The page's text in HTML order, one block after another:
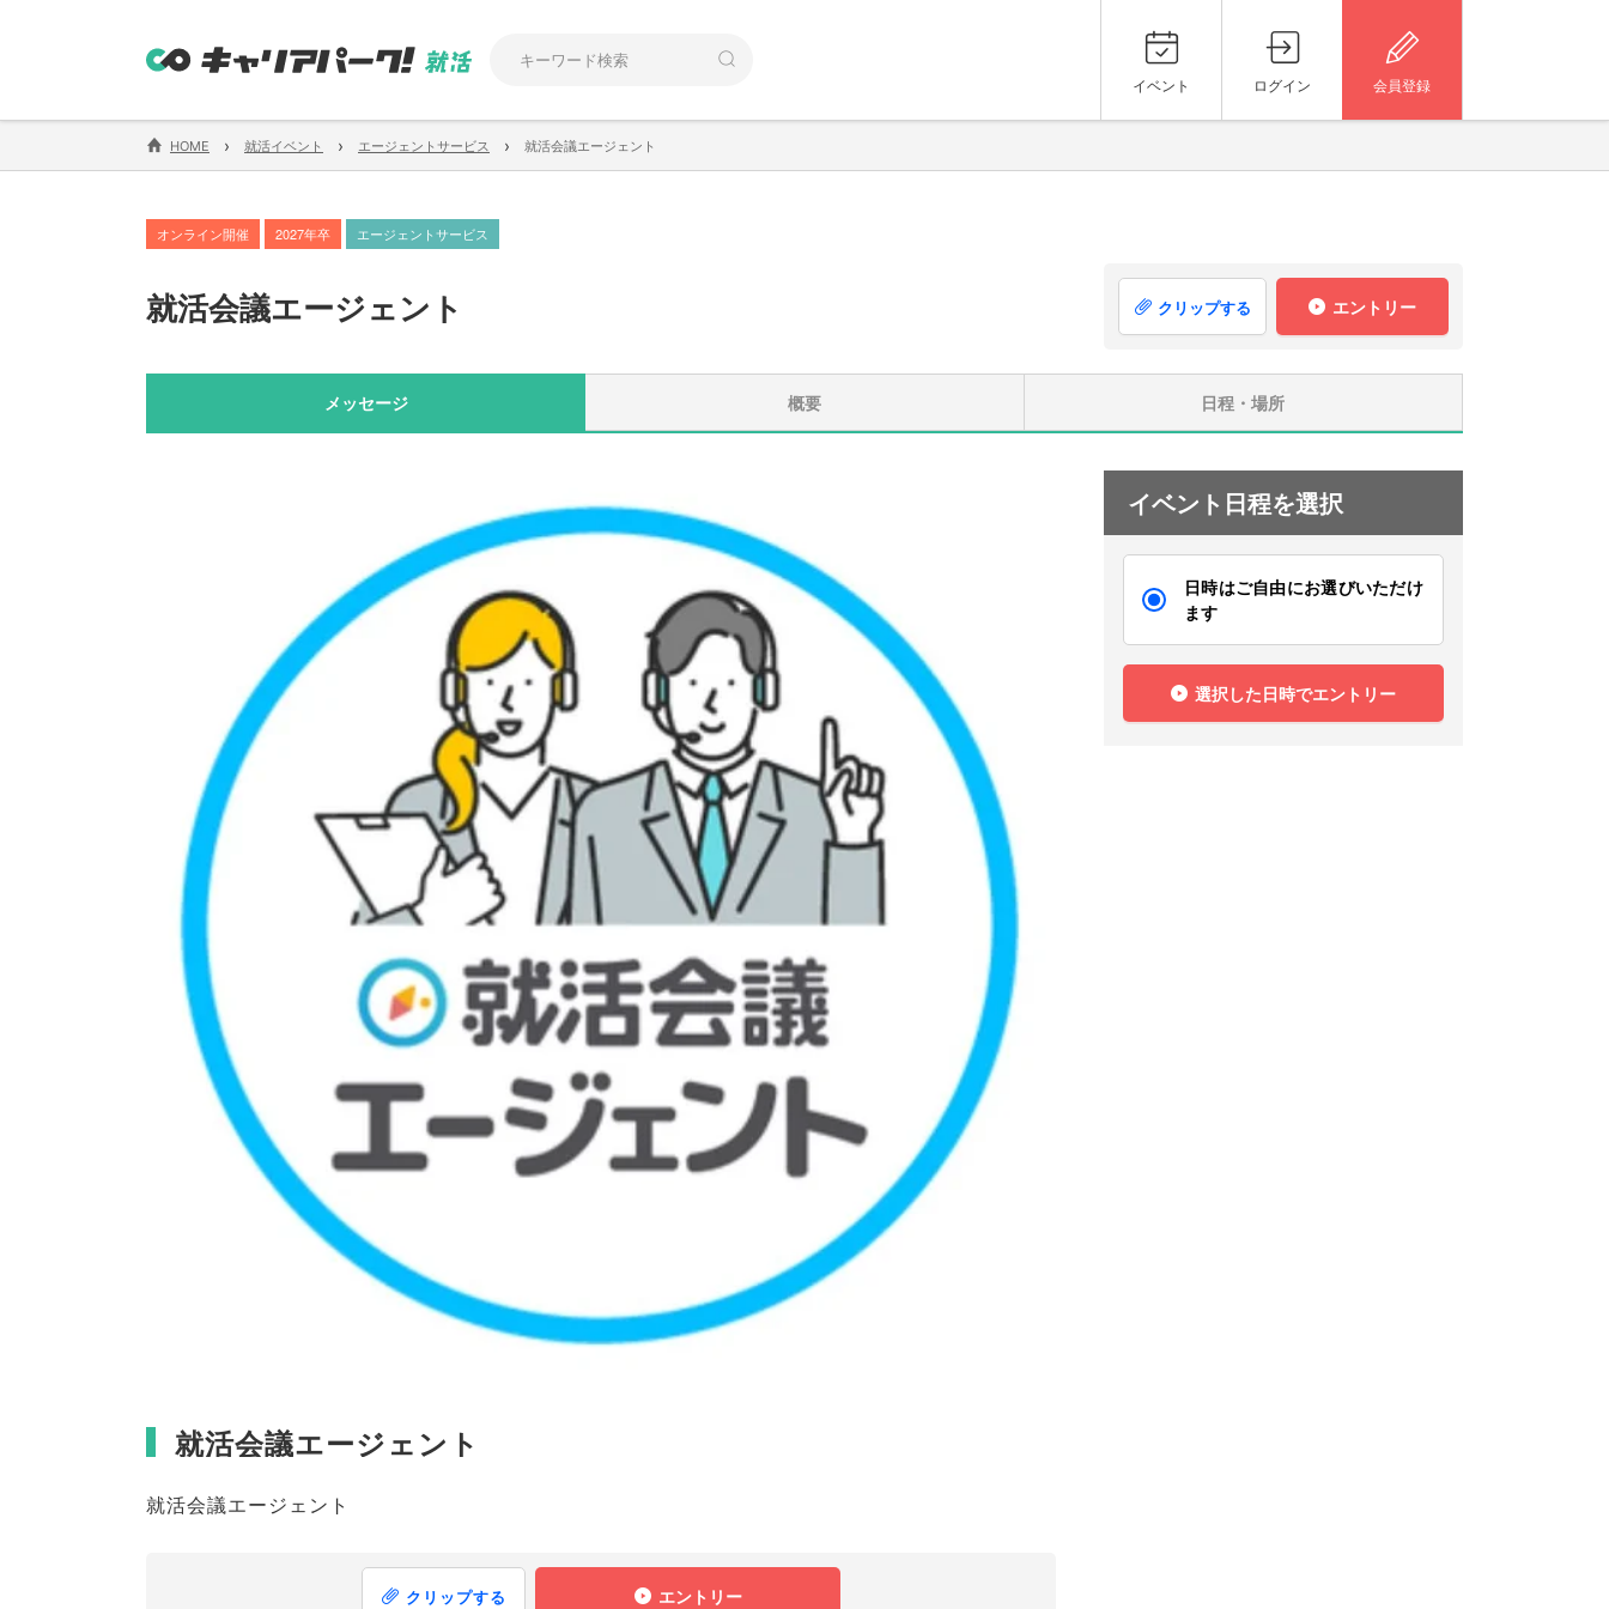
イベント ログイン 会員登録
HOME › 就活イベント › エージェントサービス › 就活会議エージェント
オンライン開催 2027年卒 エージェントサービス
就活会議エージェント クリップする エントリー
メッセージ 概要 日程・場所
就活会議エージェント
就活会議エージェント
クリップする エントリー
イベント日程を選択
日時はご自由にお選びいただけ
ます
選択した日時でエントリー